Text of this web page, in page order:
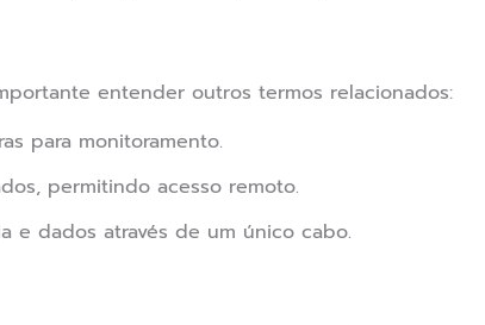
entender outros termos relacionados:
para monitoramento.
permitindo acesso remoto.
e dados através de um único cabo.